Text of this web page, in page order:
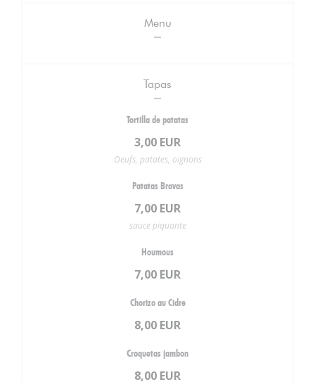
Menu
Tapas
Tortilla de patatas
3,00 EUR
Oeufs, patates, oignons
Patatas Bravas
7,00 EUR
sauce piquante
Houmous
7,00 EUR
Chorizo au Cidre
8,00 EUR
Croquetas jambon
8,00 EUR